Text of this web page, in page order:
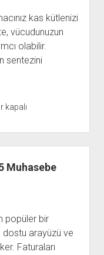
kas kütlenizi
vücudunuzun
olabilir.
sentezini
kapalı
Muhasebe
popüler bir
dostu arayüzü ve
Faturaları